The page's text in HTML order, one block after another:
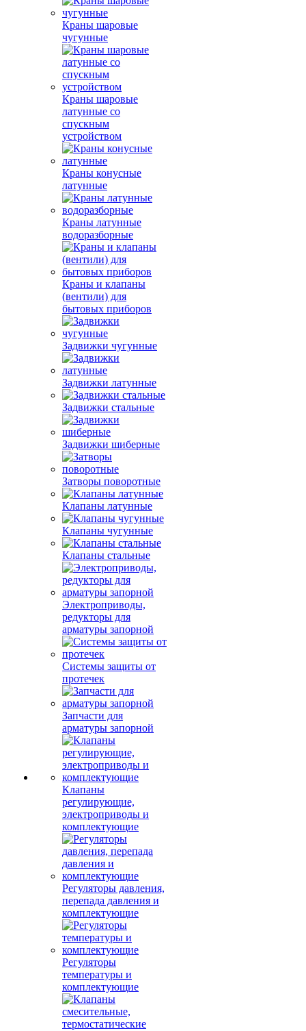
Краны шаровые
чугунные
Краны шаровые
латунные со
спускным
устройством
Краны конусные
латунные
Краны латунные
водоразборные
Краны и клапаны
(вентили) для
бытовых приборов
Задвижки чугунные
Задвижки латунные
Задвижки стальные
Задвижки шиберные
Затворы поворотные
Клапаны латунные
Клапаны чугунные
Клапаны стальные
Электроприводы,
редукторы для
арматуры запорной
Системы защиты от
протечек
Запчасти для
арматуры запорной
Клапаны
регулирующие,
электроприводы и
комплектующие
Регуляторы давления,
перепада давления и
комплектующие
Регуляторы
температуры и
комплектующие